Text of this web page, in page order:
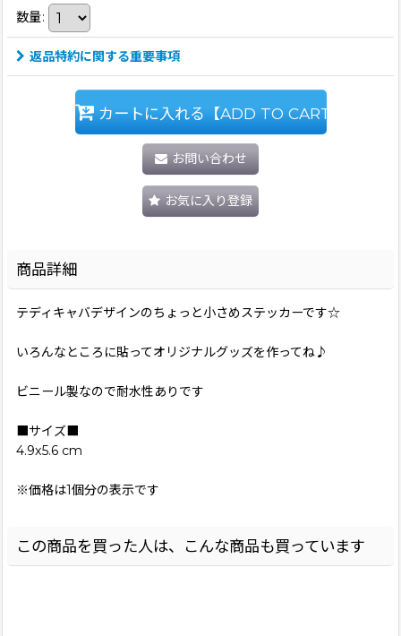
数量:
返品特約に関する重要事項
カートに入れる【ADD TO CART】
お問い合わせ
お気に入り登録
商品詳細
テディキャバデザインのちょっと小さめステッカーです☆
いろんなところに貼ってオリジナルグッズを作ってね♪
ビニール製なので耐水性ありです
■サイズ■
4.9x5.6 cm
※価格は1個分の表示です
この商品を買った人は、こんな商品も買っています